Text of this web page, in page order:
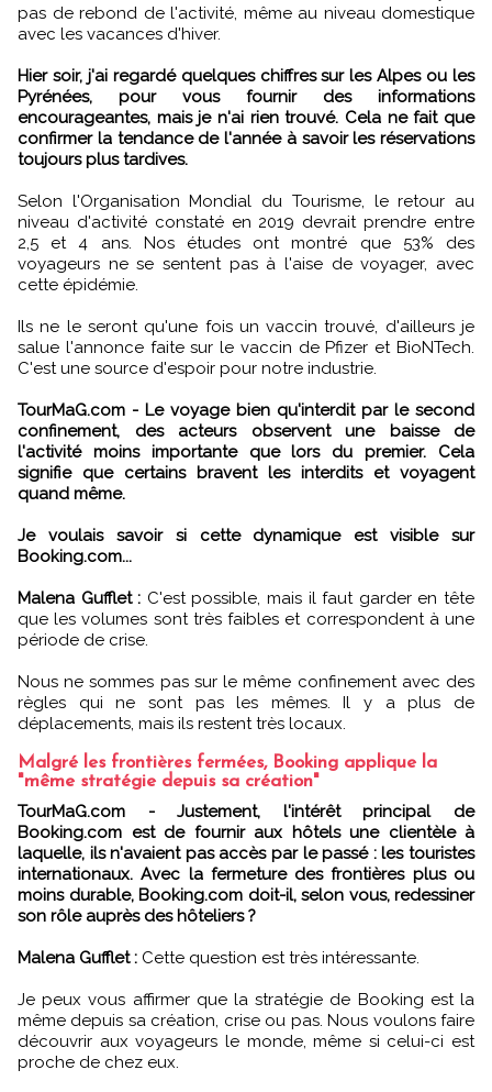
pas de rebond de l'activité, même au niveau domestique
avec les vacances d'hiver.
Hier soir, j'ai regardé quelques chiffres sur les Alpes ou les
Pyrénées, pour vous fournir des informations
encourageantes, mais je n'ai rien trouvé. Cela ne fait que
confirmer la tendance de l'année à savoir les réservations
toujours plus tardives.
Selon l'Organisation Mondial du Tourisme, le retour au
niveau d'activité constaté en 2019 devrait prendre entre
2,5 et 4 ans. Nos études ont montré que 53% des
voyageurs ne se sentent pas à l'aise de voyager, avec
cette épidémie.
Ils ne le seront qu'une fois un vaccin trouvé, d'ailleurs je
salue l'annonce faite sur le vaccin de Pfizer et BioNTech.
C'est une source d'espoir pour notre industrie.
TourMaG.com - Le voyage bien qu'interdit par le second
confinement, des acteurs observent une baisse de
l'activité moins importante que lors du premier. Cela
signifie que certains bravent les interdits et voyagent
quand même.
Je voulais savoir si cette dynamique est visible sur
Booking.com...
Malena Gufflet : C'est possible, mais il faut garder en tête
que les volumes sont très faibles et correspondent à une
période de crise.
Nous ne sommes pas sur le même confinement avec des
règles qui ne sont pas les mêmes. Il y a plus de
déplacements, mais ils restent très locaux.
Malgré les frontières fermées, Booking applique la
"même stratégie depuis sa création"
TourMaG.com - Justement, l'intérêt principal de
Booking.com est de fournir aux hôtels une clientèle à
laquelle, ils n'avaient pas accès par le passé : les touristes
internationaux. Avec la fermeture des frontières plus ou
moins durable, Booking.com doit-il, selon vous, redessiner
son rôle auprès des hôteliers ?
Malena Gufflet : Cette question est très intéressante.
Je peux vous affirmer que la stratégie de Booking est la
même depuis sa création, crise ou pas. Nous voulons faire
découvrir aux voyageurs le monde, même si celui-ci est
proche de chez eux.